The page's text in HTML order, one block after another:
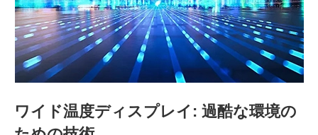
ワイド温度ディスプレイ: 過酷な環境の